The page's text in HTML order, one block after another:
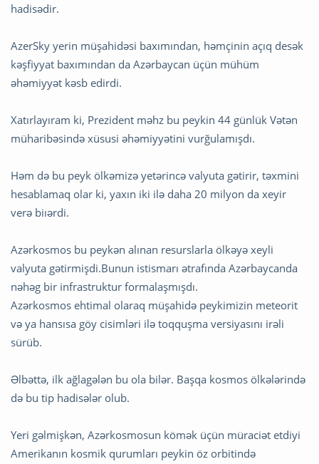
hadisədir.
AzerSky yerin müşahidəsi baxımından, həmçinin açıq desək
kəşfiyyat baxımından da Azərbaycan üçün mühüm
əhəmiyyət kəsb edirdi.
Xatırlayıram ki, Prezident məhz bu peykin 44 günlük Vətən
müharibəsində xüsusi əhəmiyyətini vurğulamışdı.
Həm də bu peyk ölkəmizə yetərincə valyuta gətirir, təxmini
hesablamaq olar ki, yaxın iki ilə daha 20 milyon da xeyir
verə biıərdi.
Azərkosmos bu peykən alınan resurslarla ölkəyə xeyli
valyuta gətirmişdi.Bunun istismarı ətrafında Azərbaycanda
nəhəg bir infrastruktur formalaşmışdı.
Azərkosmos ehtimal olaraq müşahidə peykimizin meteorit
və ya hansısa göy cisimləri ilə toqquşma versiyasını irəli
sürüb.
Əlbəttə, ilk ağlagələn bu ola bilər. Başqa kosmos ölkələrində
də bu tip hadisələr olub.
Yeri gəlmişkən, Azərkosmosun kömək üçün müraciət etdiyi
Amerikanın kosmik qurumları peykin öz orbitində